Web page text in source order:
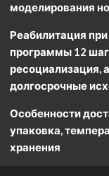
моделирования
Реабилитация
программы 12
ресоциализация,
долгосрочные
Особенности
упаковка,
хранения